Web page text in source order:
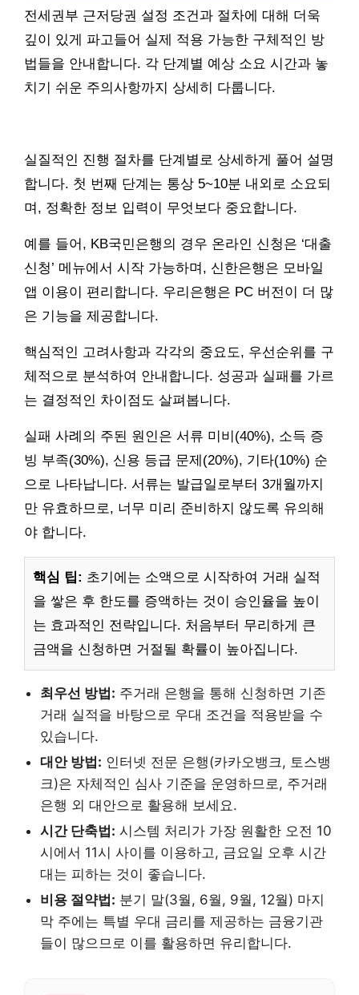
전세권부 근저당권 설정 조건과 절차에 대해 더욱
깊이 있게 파고들어 실제 적용 가능한 구체적인 방
법들을 안내합니다. 각 단계별 예상 소요 시간과 놓
치기 쉬운 주의사항까지 상세히 다룹니다.
실질적인 진행 절차를 단계별로 상세하게 풀어 설명
합니다. 첫 번째 단계는 통상 5~10분 내외로 소요되
며, 정확한 정보 입력이 무엇보다 중요합니다.
예를 들어, KB국민은행의 경우 온라인 신청은 ‘대출
신청’ 메뉴에서 시작 가능하며, 신한은행은 모바일
앱 이용이 편리합니다. 우리은행은 PC 버전이 더 많
은 기능을 제공합니다.
핵심적인 고려사항과 각각의 중요도, 우선순위를 구
체적으로 분석하여 안내합니다. 성공과 실패를 가르
는 결정적인 차이점도 살펴봅니다.
실패 사례의 주된 원인은 서류 미비(40%), 소득 증
빙 부족(30%), 신용 등급 문제(20%), 기타(10%) 순
으로 나타납니다. 서류는 발급일로부터 3개월까지
만 유효하므로, 너무 미리 준비하지 않도록 유의해
야 합니다.
핵심 팁: 초기에는 소액으로 시작하여 거래 실적
을 쌓은 후 한도를 증액하는 것이 승인율을 높이
는 효과적인 전략입니다. 처음부터 무리하게 큰
금액을 신청하면 거절될 확률이 높아집니다.
최우선 방법: 주거래 은행을 통해 신청하면 기존
거래 실적을 바탕으로 우대 조건을 적용받을 수
있습니다.
대안 방법: 인터넷 전문 은행(카카오뱅크, 토스뱅
크)은 자체적인 심사 기준을 운영하므로, 주거래
은행 외 대안으로 활용해 보세요.
시간 단축법: 시스템 처리가 가장 원활한 오전 10
시에서 11시 사이를 이용하고, 금요일 오후 시간
대는 피하는 것이 좋습니다.
비용 절약법: 분기 말(3월, 6월, 9월, 12월) 마지
막 주에는 특별 우대 금리를 제공하는 금융기관
들이 많으므로 이를 활용하면 유리합니다.